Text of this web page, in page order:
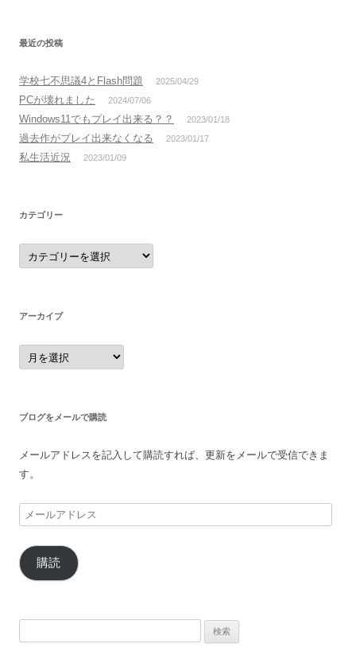
最近の投稿
学校七不思議4とFlash問題 2025/04/29
PCが壊れました 2024/07/06
Windows11でもプレイ出来る？？ 2023/01/18
過去作がプレイ出来なくなる 2023/01/17
私生活近況 2023/01/09
カテゴリー
カ
テ
ゴ
アーカイブ
ア
ー
カ
ブログをメールで購読
メールアドレスを記入して購読すれば、更新をメールで受信できま
す。
メ
ル
ア
購読
索: